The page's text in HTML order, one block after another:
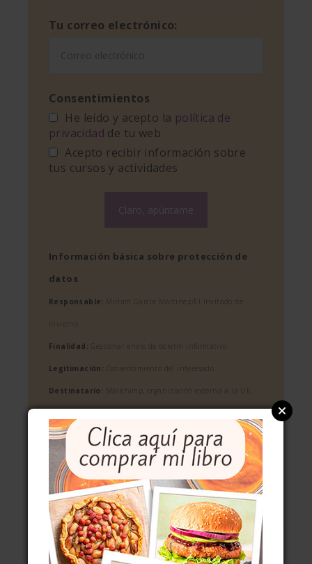
Tu correo electrónico:
Consentimientos
He leído y acepto la política de
privacidad de tu web
Acepto recibir información sobre
tus cursos y actividades
Información básica sobre protección de
datos
Responsable: Miriam García Martínez/El invitado de
invierno
Finalidad: Gestionar envío de boletín informativo
Legitimación: Consentimiento del interesado
Destinatario: Mailchimp, organización externa a la UE,
Tus derechos: Acceder, rectificar y suprimir datos. Otros
derechos como se recoge en información adicional
Información adicional:Consulta mipolítica de
privacidad y protección de datos